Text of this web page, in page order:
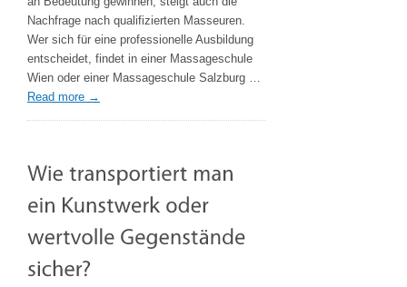
zur
erfolgreichen
Masseur
Ausbildung
Nachfrage nach qualifizierten Masseuren.
Wer sich für eine professionelle Ausbildung
entscheidet, findet in einer Massageschule
Wien oder einer Massageschule Salzburg …
Read more →